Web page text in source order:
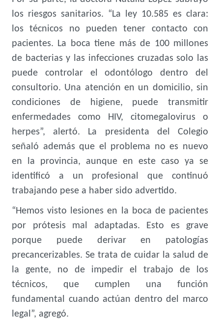
los riesgos sanitarios. “La ley 10.585 es clara:
los técnicos no pueden tener contacto con
pacientes. La boca tiene más de 100 millones
de bacterias y las infecciones cruzadas solo las
puede controlar el odontólogo dentro del
consultorio. Una atención en un domicilio, sin
condiciones de higiene, puede transmitir
enfermedades como HIV, citomegalovirus o
herpes”, alertó. La presidenta del Colegio
señaló además que el problema no es nuevo
en la provincia, aunque en este caso ya se
identificó a un profesional que continuó
trabajando pese a haber sido advertido.
“Hemos visto lesiones en la boca de pacientes
por prótesis mal adaptadas. Esto es grave
porque puede derivar en patologías
precancerizables. Se trata de cuidar la salud de
la gente, no de impedir el trabajo de los
técnicos, que cumplen una función
fundamental cuando actúan dentro del marco
legal”, agregó.